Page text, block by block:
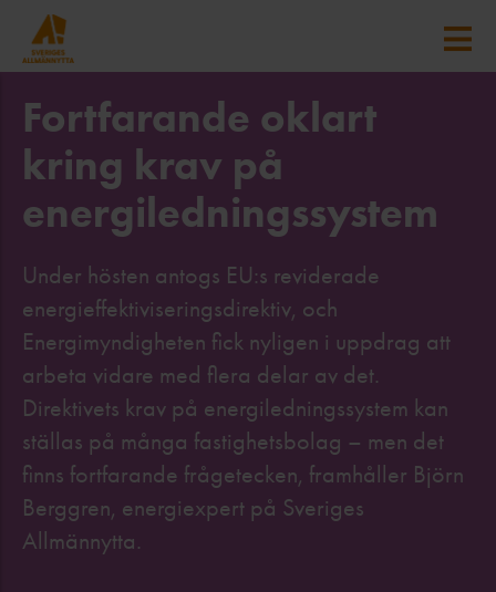
Fortfarande oklart
kring krav på
energiledningssystem
Under hösten antogs EU:s reviderade
energieffektiviseringsdirektiv, och
Energimyndigheten fick nyligen i uppdrag att
arbeta vidare med flera delar av det.
Direktivets krav på energiledningssystem kan
ställas på många fastighetsbolag – men det
finns fortfarande frågetecken, framhåller Björn
Berggren, energiexpert på Sveriges
Allmännytta.